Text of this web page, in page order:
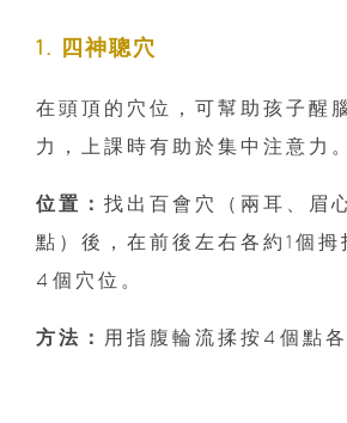
1. 四神聰穴
在頭頂的穴位，可幫助孩子醒
力，上課時有助於集中注意力。
位置： 找出百會穴（兩耳、眉
點）後，在前後左右各約1個拇
4個穴位。
方法： 用指腹輪流揉按4個點